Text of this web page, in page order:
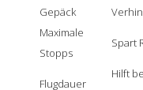
Gepäck
Maximale
Stopps
Spart
Flugdauer
Hilft